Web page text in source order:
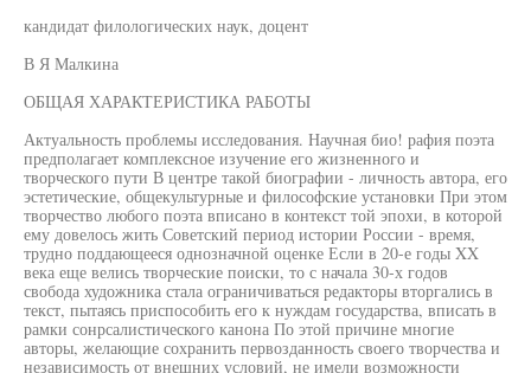
кандидат филологических наук, доцент
В Я Малкина
ОБЩАЯ ХАРАКТЕРИСТИКА РАБОТЫ
Актуальность проблемы исследования. Научная био! рафия поэта
предполагает комплексное изучение его жизненного и
творческого пути В центре такой биографии - личность автора, его
эстетические, общекультурные и философские установки При этом
творчество любого поэта вписано в контекст той эпохи, в которой
ему довелось жить Советский период истории России - время,
трудно поддающееся однозначной оценке Если в 20-е годы XX
века еще велись творческие поиски, то с начала 30-х годов
свобода художника стала ограничиваться редакторы вторгались в
текст, пытаясь приспособить его к нуждам государства, вписать в
рамки сонрсалистического канона По этой причине многие
авторы, желающие сохранить первозданность своего творчества и
независимость от внешних условий, не имели возможности